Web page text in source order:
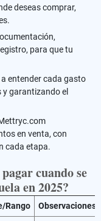
deseas comprar,
para que tu
entender cada gasto
garantizando el
en venta, con
cada etapa.
cuando se
en 2025?
Rango Observaciones